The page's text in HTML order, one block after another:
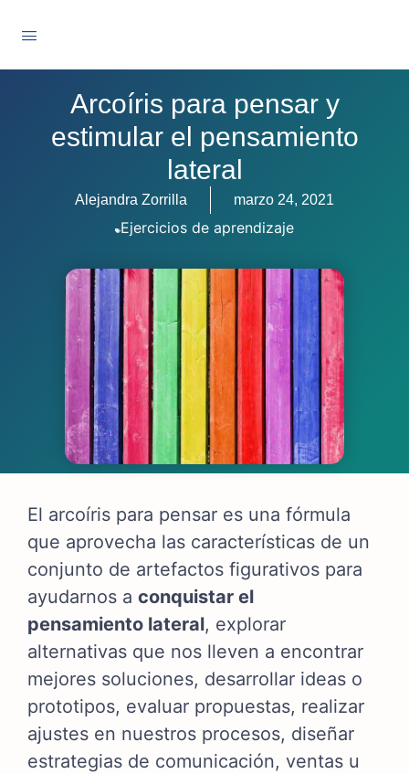
Arcoíris para pensar y
estimular el pensamiento
lateral
Alejandra Zorrilla marzo 24, 2021
Ejercicios de aprendizaje
El arcoíris para pensar es una fórmula
que aprovecha las características de un
conjunto de artefactos figurativos para
ayudarnos a conquistar el
pensamiento lateral, explorar
alternativas que nos lleven a encontrar
mejores soluciones, desarrollar ideas o
prototipos, evaluar propuestas, realizar
ajustes en nuestros procesos, diseñar
estrategias de comunicación, ventas u